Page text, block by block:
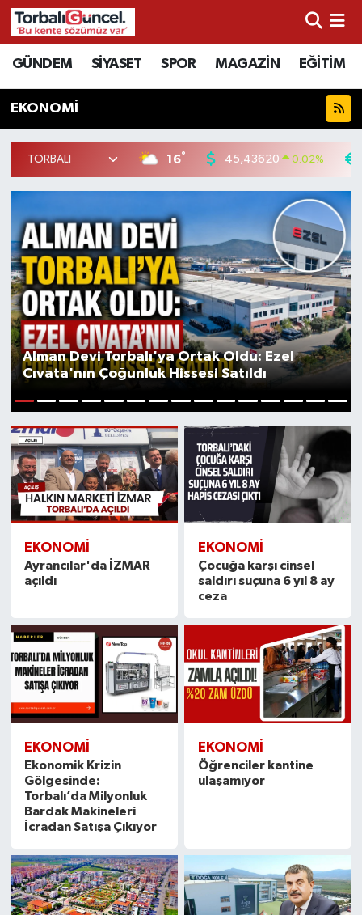
GÜNDEM SİYASET SPOR MAGAZİN EĞİTİM
EKONOMİ
16° 45,43620 0.02%
Alman Devi Torbalı'ya Ortak Oldu: Ezel
Cıvata'nın Çoğunluk Hissesi Satıldı
EKONOMİ
Ayrancılar'da İZMAR
açıldı
EKONOMİ
Çocuğa karşı cinsel
saldırı suçuna 6 yıl 8 ay
ceza
EKONOMİ
Ekonomik Krizin
Gölgesinde:
Torbalı’da Milyonluk
Bardak Makineleri
İcradan Satışa Çıkıyor
EKONOMİ
Öğrenciler kantine
ulaşamıyor
İzmir Nöbetçi Eczaneler
İzmir Hava Durumu
İzmir Namaz Vakitleri
Süper Lig Puan Durumu ve Fikstür
Tüm Manşetler
Son Dakika Haberleri
Haber Arşivi